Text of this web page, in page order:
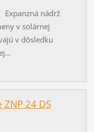
nádrž
v solárnej
v dôsledku
24 DS